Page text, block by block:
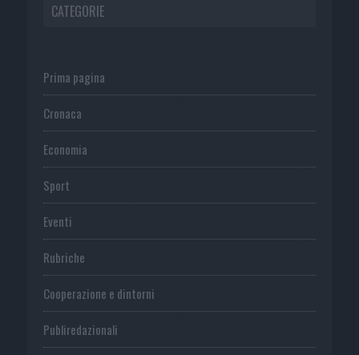
CATEGORIE
Prima pagina
Cronaca
Economia
Sport
Eventi
Rubriche
Cooperazione e dintorni
Publiredazionali